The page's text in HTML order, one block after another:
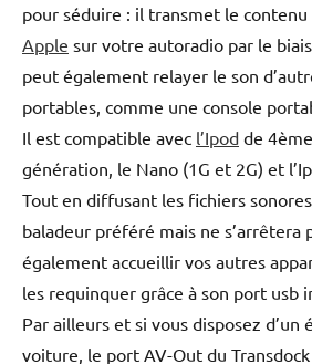
pour séduire : il transmet le
Apple sur votre autoradio par le
peut également relayer le son
portables, comme une console
Il est compatible avec l’Ipod de
génération, le Nano (1G et 2G) et
Tout en diffusant les fichiers
baladeur préféré mais ne s’arrêtera
également accueillir vos autres
les requinquer grâce à son port usb
Par ailleurs et si vous disposez d’un
voiture, le port AV-Out du